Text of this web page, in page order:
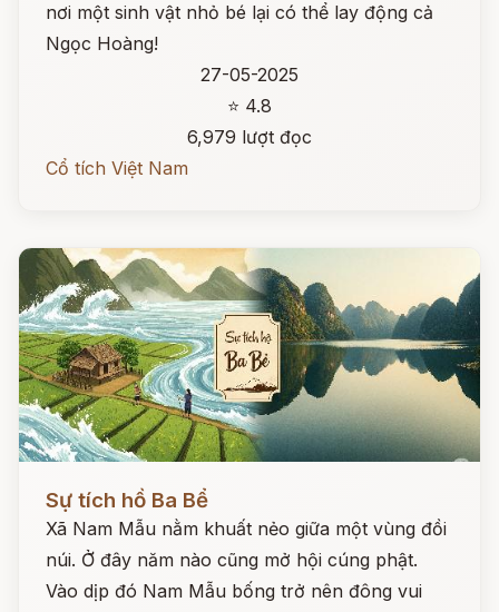
nơi một sinh vật nhỏ bé lại có thể lay động cả
Ngọc Hoàng!
27-05-2025
⭐ 4.8
6,979 lượt đọc
Cổ tích Việt Nam
Sự tích hồ Ba Bể
Xã Nam Mẫu nằm khuất nẻo giữa một vùng đồi
núi. Ở đây năm nào cũng mở hội cúng phật.
Vào dịp đó Nam Mẫu bống trở nên đông vui